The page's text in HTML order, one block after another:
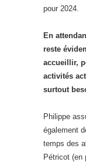
pour 2024.
En
reste
accueillir,
activités
surtout
Philippe
également
temps des
Pétricot (en